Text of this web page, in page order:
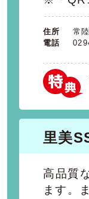
住所 常
電話
里美
高品質
ます。